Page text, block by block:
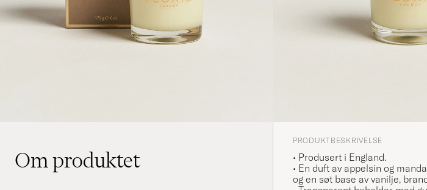
Om produktet
PRODUKTBESKRIVELSE
• Produsert i England.
• En duft av appelsin og
og en søt base av vanilje,